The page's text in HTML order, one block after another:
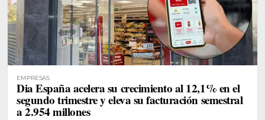
EMPRESAS
Dia España acelera su crecimiento al 12,1% en el
segundo trimestre y eleva su facturación semestral
a 2.954 millones